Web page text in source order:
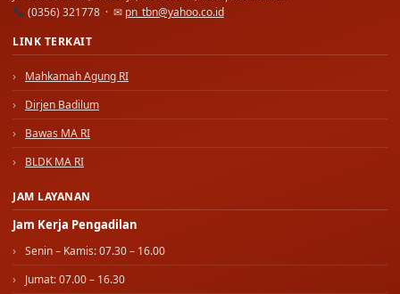
LINK TERKAIT
Mahkamah Agung RI
Dirjen Badilum
Bawas MA RI
BLDK MA RI
Jam Kerja Pengadilan
Senin – Kamis: 07.30 – 16.00
Jumat: 07.00 – 16.30
Sabtu – Minggu: Libur